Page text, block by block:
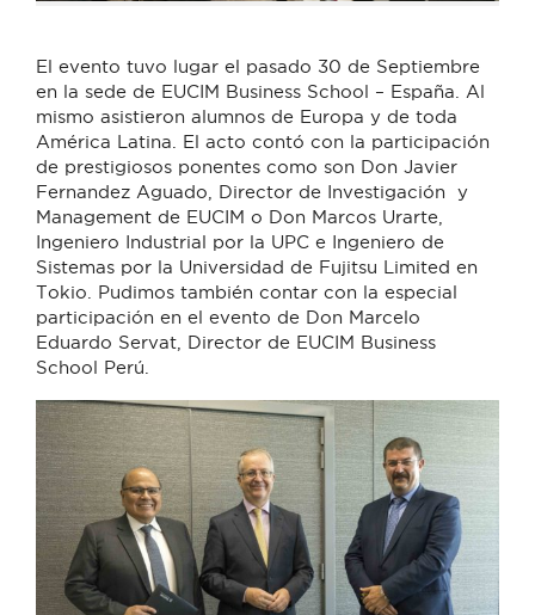
El evento tuvo lugar el pasado 30 de Septiembre
en la sede de EUCIM Business School – España. Al
mismo asistieron alumnos de Europa y de toda
América Latina. El acto contó con la participación
de prestigiosos ponentes como son Don Javier
Fernandez Aguado, Director de Investigación y
Management de EUCIM o Don Marcos Urarte,
Ingeniero Industrial por la UPC e Ingeniero de
Sistemas por la Universidad de Fujitsu Limited en
Tokio. Pudimos también contar con la especial
participación en el evento de Don Marcelo
Eduardo Servat, Director de EUCIM Business
School Perú.